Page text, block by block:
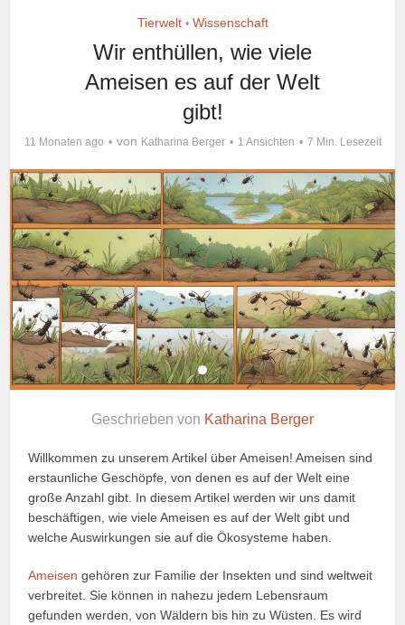
Tierwelt • Wissenschaft
Wir enthüllen, wie viele
Ameisen es auf der Welt
gibt!
11 Monaten ago von Katharina Berger 1 Ansichten 7 Min. Lesezeit
Geschrieben von Katharina Berger
Willkommen zu unserem Artikel über Ameisen! Ameisen sind
erstaunliche Geschöpfe, von denen es auf der Welt eine
große Anzahl gibt. In diesem Artikel werden wir uns damit
beschäftigen, wie viele Ameisen es auf der Welt gibt und
welche Auswirkungen sie auf die Ökosysteme haben.
Ameisen gehören zur Familie der Insekten und sind weltweit
verbreitet. Sie können in nahezu jedem Lebensraum
gefunden werden, von Wäldern bis hin zu Wüsten. Es wird